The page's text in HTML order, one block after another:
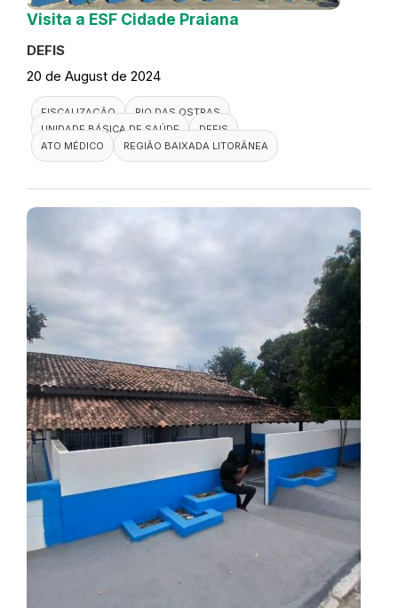
Visita a ESF Cidade Praiana
DEFIS
20 de August de 2024
FISCALIZAÇÃO
RIO DAS OSTRAS
UNIDADE BÁSICA DE SAÚDE
DEFIS
ATO MÉDICO
REGIÃO BAIXADA LITORÂNEA